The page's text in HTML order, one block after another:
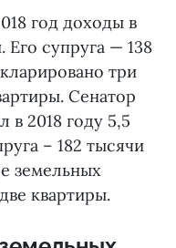
год доходы в
супруга — 138
три
Сенатор
в 2018 году 5,5
– 182 тысячи
земельных
квартиры.